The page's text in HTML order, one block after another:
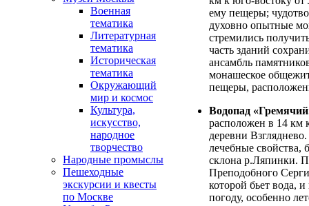
Военная
тематика
Литературная
тематика
Историческая
тематика
Окружающий
мир и космос
Культура,
искусство,
народное
творчество
Народные промыслы
Пешеходные
экскурсии и квесты
по Москве
ему пещеры;
духовно опытные
стремились
часть зданий
ансамбль
монашеское
пещеры,
Водопад
расположен в 14 км
деревни
лечебные свойства,
склона р.Ляпинки.
Преподобного
которой бьет вода,
погоду, особенно